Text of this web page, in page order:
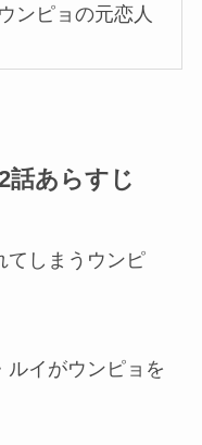
ンピョの元恋人
話あらすじ
てしまうウンピ
ルイがウンピョを